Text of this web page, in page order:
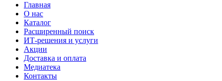
Главная
О нас
Каталог
Расширенный поиск
ИТ-решения и услуги
Акции
Доставка и оплата
Медиатека
Контакты